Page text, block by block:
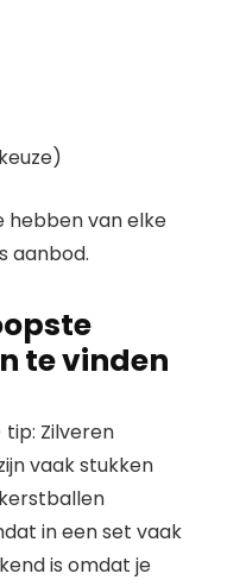
hebben van elke
aanbod.
te vinden
Zilveren
vaak stukken
in een set vaak
is omdat je